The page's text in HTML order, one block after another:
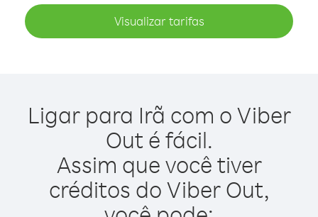
Visualizar tarifas
Ligar para Irã com o Viber
Out é fácil.
Assim que você tiver
créditos do Viber Out,